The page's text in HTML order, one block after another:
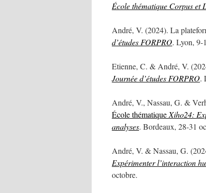
École thématique Corpus et
André, V. (2024). La
d’études FORPRO. Lyon, 9-
Etienne, C. & André, V.
Journée d’études FORPRO.
André, V., Nassau, G. &
École thématique Xiho24:
analyses. Bordeaux, 28-31
André, V. & Nassau, G.
Expérimenter l’interaction
octobre.